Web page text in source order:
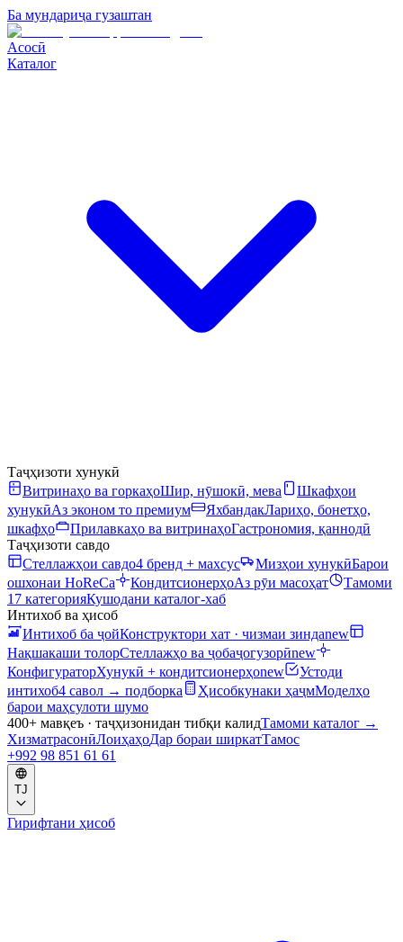
Ба мундариҷа гузаштан
Асосӣ
Каталог
Таҷҳизоти хунукӣ
Витринаҳо ва горкаҳоШир, нӯшокӣ, мева
Шкафҳои
хунукӣАз эконом то премиум ЯхбандакЛариҳо, бонетҳо,
шкафҳо
Прилавкаҳо ва витринаҳоГастрономия, қаннодӣ
Таҷҳизоти савдо
Стеллажҳои савдо4 бренд + махсус Мизҳои хунукӣБарои
ошхонаи HoReCa
КондитсионерҳоАз рӯи масоҳат
Тамоми
17 категорияКушодани каталог-хаб
Интихоб ва ҳисоб
Интихоб ба ҷойКонструктори хат · чизмаи зиндаnew
Нақшакаши толорСтеллажҳо ва ҷобаҷогузорӣnew
КонфигураторХунукӣ + кондитсионерҳоnew
Устоди
интихоб4 савол → подборка Ҳисобкунаки ҳаҷмМоделҳо
барои маҳсулоти шумо
400+ мавқеъ · таҷҳизонидан тибқи калидТамоми каталог →
ХизматрасонӣЛоиҳаҳоДар бораи ширкатТамос
+992 98 851 61 61
TJ
Гирифтани ҳисоб